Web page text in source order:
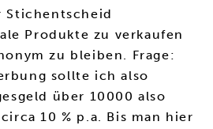
Stichentscheid
Produkte zu verkaufen
zu bleiben. Frage:
sollte ich also
über 10000 also
10 % p.a. Bis man hier